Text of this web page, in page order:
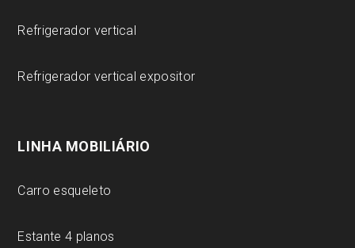
Refrigerador vertical
Refrigerador vertical expositor
LINHA MOBILIÁRIO
Carro esqueleto
Estante 4 planos